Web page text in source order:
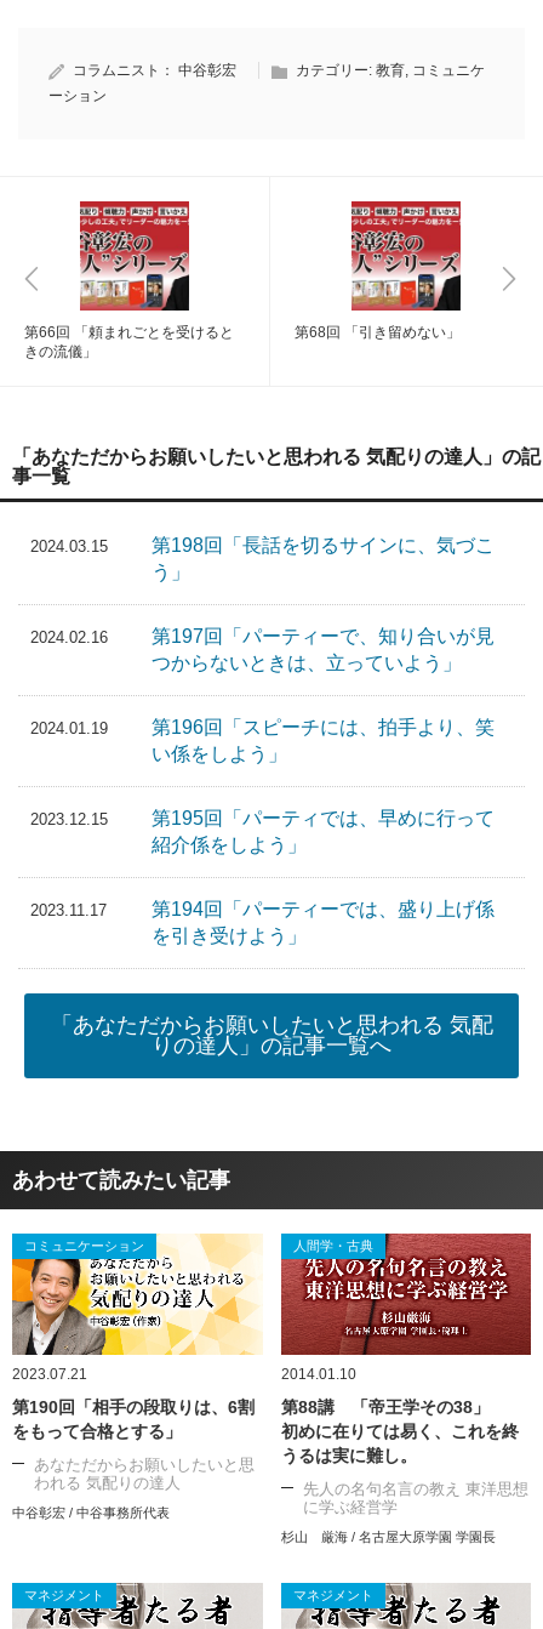
コラムニスト： 中谷彰宏 カテゴリー: 教育 コミュニケ
ーション
第66回 「頼まれごとを受けると
きの流儀」
第68回 「引き留めない」
「あなただからお願いしたいと思われる 気配りの達人」の記
事一覧
2024.03.15
第198回「長話を切るサインに、気づこ
う」
2024.02.16
第197回「パーティーで、知り合いが見
つからないときは、立っていよう」
2024.01.19
第196回「スピーチには、拍手より、笑
い係をしよう」
2023.12.15
第195回「パーティでは、早めに行って
紹介係をしよう」
2023.11.17
第194回「パーティーでは、盛り上げ係
を引き受けよう」
「あなただからお願いしたいと思われる 気配
りの達人」の記事一覧へ
あわせて読みたい記事
コミュニケーション
2023.07.21
第190回「相手の段取りは、6割
をもって合格とする」
あなただからお願いしたいと思
われる 気配りの達人
中谷彰宏 / 中谷事務所代表
人間学・古典
2014.01.10
第88講 「帝王学その38」
初めに在りては易く、これを終
うるは実に難し。
先人の名句名言の教え 東洋思想
に学ぶ経営学
杉山 厳海 / 名古屋大原学園 学園長
マネジメント マネジメント